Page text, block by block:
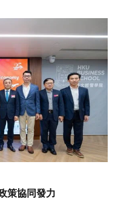
策協同發力